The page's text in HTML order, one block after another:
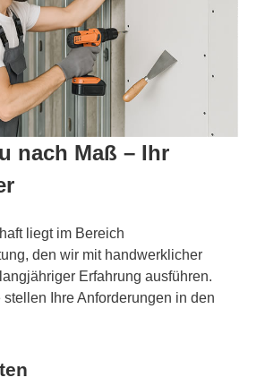
nach Maß – Ihr
liegt im Bereich
den wir mit handwerklicher
Erfahrung ausführen.
Ihre Anforderungen in den